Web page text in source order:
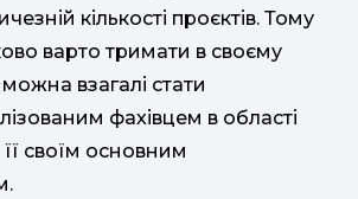
кількості проєктів. Тому
варто тримати в своєму
можна взагалі стати
фахівцем в області
своїм основним